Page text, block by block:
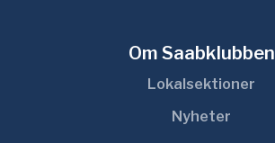
Om Saabklubben
Lokalsektioner
Nyheter